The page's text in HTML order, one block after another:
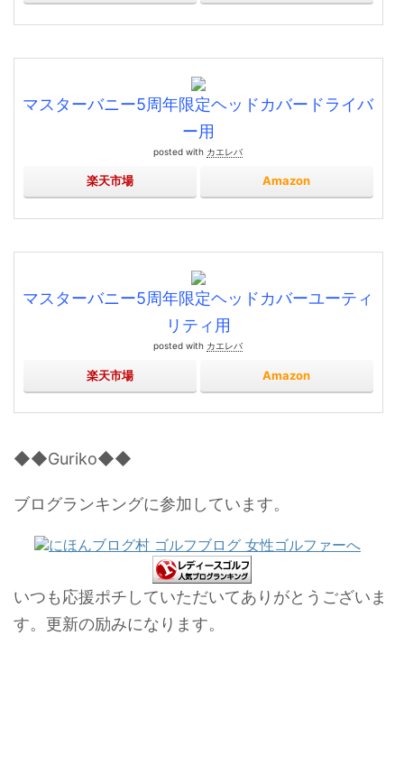
マスターバニー5周年限定ヘッドカバードライバ
ー用
posted with カエレバ
楽天市場 Amazon
マスターバニー5周年限定ヘッドカバーユーティ
リティ用
posted with カエレバ
楽天市場 Amazon
◆◆Guriko◆◆
ブログランキングに参加しています。
いつも応援ポチしていただいてありがとうございま
す。更新の励みになります。